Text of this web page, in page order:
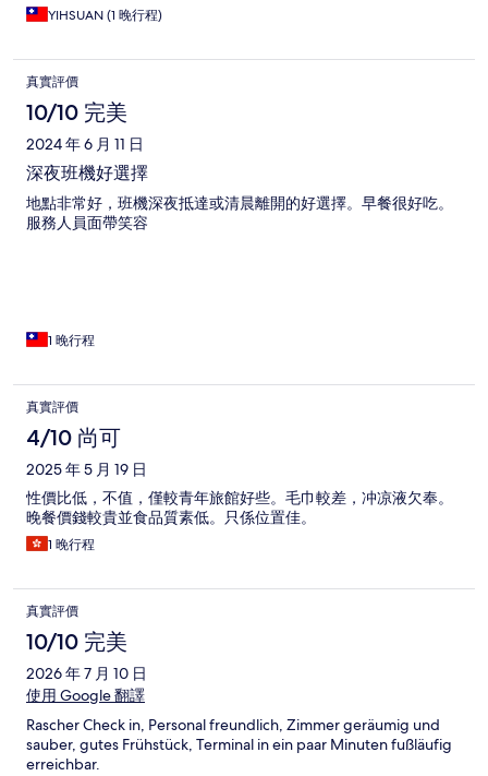
YIHSUAN (1 晚行程)
真實評價
10/10 完美
2024 年 6 月 11 日
深夜班機好選擇
地點非常好，班機深夜抵達或清晨離開的好選擇。早餐很好吃。
服務人員面帶笑容
1 晚行程
真實評價
4/10 尚可
2025 年 5 月 19 日
性價比低，不值，僅較青年旅館好些。毛巾較差，冲凉液欠奉。
晚餐價錢較貴並食品質素低。只係位置佳。
1 晚行程
真實評價
10/10 完美
2026 年 7 月 10 日
使用 Google 翻譯
Rascher Check in, Personal freundlich, Zimmer geräumig und
sauber, gutes Frühstück, Terminal in ein paar Minuten fußläufig
erreichbar.